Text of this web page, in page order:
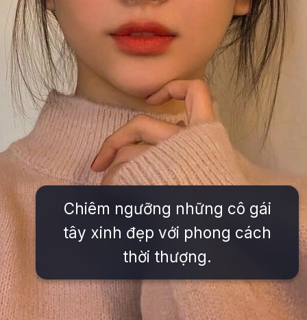
Chiêm ngưỡng những cô gái
tây xinh đẹp với phong cách
thời thượng.